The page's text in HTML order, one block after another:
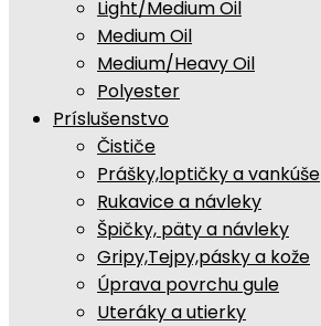
Light/Medium Oil
Medium Oil
Medium/Heavy Oil
Polyester
Príslušenstvo
Čističe
Prášky,loptičky a vankúše
Rukavice a návleky
Špičky, päty a návleky
Gripy,Tejpy,pásky a kože
Úprava povrchu gule
Uteráky a utierky